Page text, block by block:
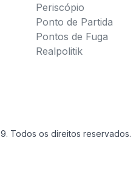
Periscópio
Ponto de Partida
Pontos de Fuga
Realpolitik
Todos os direitos reservados.